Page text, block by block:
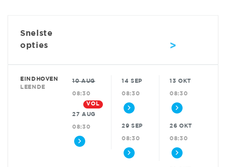
Snelste
opties
>
EINDHOVEN
LEENDE
10 AUG
08:30
VOL
27 AUG
08:30
14 SEP
08:30
29 SEP
08:30
13 OKT
08:30
26 OKT
08:30